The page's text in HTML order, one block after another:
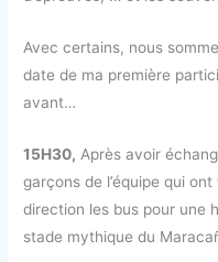
Avec certains, nous
date de ma première
avant…
15H30, Après avoir
garçons de l’équipe qui
direction les bus pour une
stade mythique du